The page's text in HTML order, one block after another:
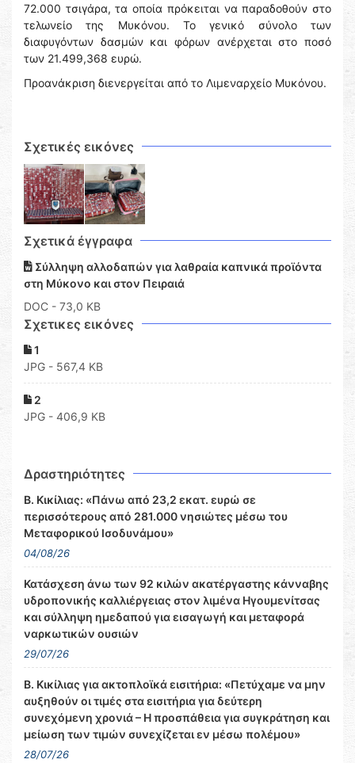
72.000 τσιγάρα, τα οποία πρόκειται να παραδοθούν στο
τελωνείο της Μυκόνου. Το γενικό σύνολο των
διαφυγόντων δασμών και φόρων ανέρχεται στο ποσό
των 21.499,368 ευρώ.
Προανάκριση διενεργείται από το Λιμεναρχείο Μυκόνου.
Σχετικές εικόνες
Σχετικά έγγραφα
Σύλληψη αλλοδαπών για λαθραία καπνικά προϊόντα
στη Μύκονο και στον Πειραιά
DOC - 73,0 KB
Σχετικες εικόνες
1
JPG - 567,4 KB
2
JPG - 406,9 KB
Δραστηριότητες
Β. Κικίλιας: «Πάνω από 23,2 εκατ. ευρώ σε
περισσότερους από 281.000 νησιώτες μέσω του
Μεταφορικού Ισοδυνάμου»
04/08/26
Κατάσχεση άνω των 92 κιλών ακατέργαστης κάνναβης
υδροπονικής καλλιέργειας στον λιμένα Ηγουμενίτσας
και σύλληψη ημεδαπού για εισαγωγή και μεταφορά
ναρκωτικών ουσιών
29/07/26
Β. Κικίλιας για ακτοπλοϊκά εισιτήρια: «Πετύχαμε να μην
αυξηθούν οι τιμές στα εισιτήρια για δεύτερη
συνεχόμενη χρονιά – Η προσπάθεια για συγκράτηση και
μείωση των τιμών συνεχίζεται εν μέσω πολέμου»
28/07/26